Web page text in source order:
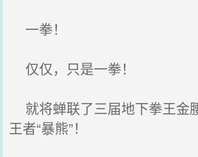
一拳！
仅仅，只是一拳！
就将蝉联了三届地下拳王金
王者“暴熊”！